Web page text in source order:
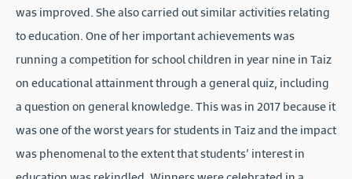
was improved. She also carried out similar activities relating
to education. One of her important achievements was
running a competition for school children in year nine in Taiz
on educational attainment through a general quiz, including
a question on general knowledge. This was in 2017 because it
was one of the worst years for students in Taiz and the impact
was phenomenal to the extent that students’ interest in